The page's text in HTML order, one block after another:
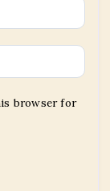
browser for